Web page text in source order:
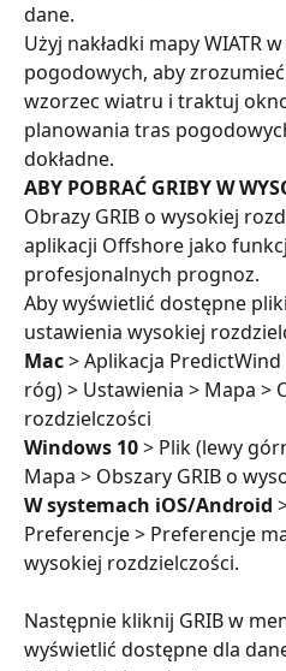
dane.
Użyj nakładki mapy WIATR
pogodowych, aby
wzorzec wiatru i traktuj
planowania tras
dokładne.
ABY POBRAĆ GRIBY W
Obrazy GRIB o wysokiej
aplikacji Offshore jako
profesjonalnych prognoz.
Aby wyświetlić dostępne pliki
ustawienia wysokiej
Mac > Aplikacja
róg) > Ustawienia > Mapa >
rozdzielczości
Windows 10 > Plik (lewy
Mapa > Obszary GRIB o
W systemach iOS/Android
Preferencje > Preferencje
wysokiej rozdzielczości.
Następnie kliknij GRIB w
wyświetlić dostępne dla